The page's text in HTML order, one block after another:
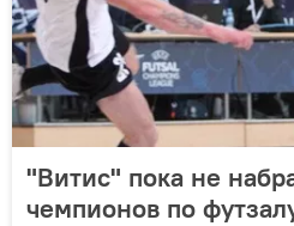
"Витис" пока не
чемпионов по